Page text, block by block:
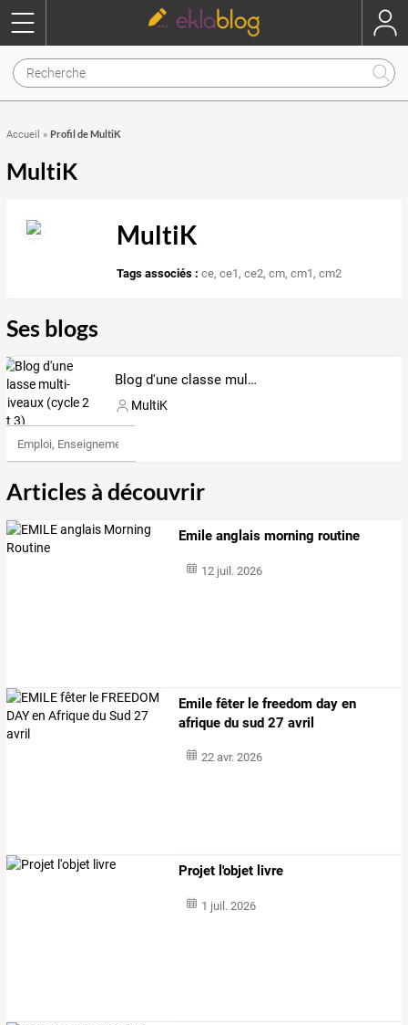
Accueil » Profil de MultiK
MultiK
MultiK
Tags associés : ce,ce1,ce2,cm,cm1,cm2
Ses blogs
Blog d'une classe multi-niveaux (cycle 2 et 3)
MultiK
Emploi, Enseignement & Etudes
Articles à découvrir
Emile anglais morning routine
12 juil. 2026
Emile fêter le freedom day en
afrique du sud 27 avril
22 avr. 2026
Projet l'objet livre
1 juil. 2026